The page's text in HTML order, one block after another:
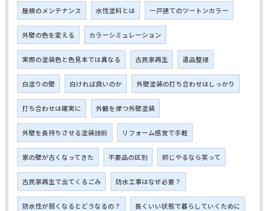
屋根のメンテナンス 水性塗料とは 一戸建てのツートンカラー
外壁の色を変える カラーシミュレーション
実際の塗装色と色見本では異なる 古民家再生 遺品整理
白塗りの壁 白ければ良いのか 外壁塗装の打ち合わせはしっかり
打ち合わせは確実に 外観を保つ外壁塗装
外壁を長持ちさせる塗装技術 リフォーム感覚で手軽
家の壁が古くなってきた 不要品の区別 同じやるなら笑って
古民家再生で出てくるごみ 防水工事はなぜ必要？
防水性が弱くなるとどうなるの？ 長くいい状態で暮らしていくために